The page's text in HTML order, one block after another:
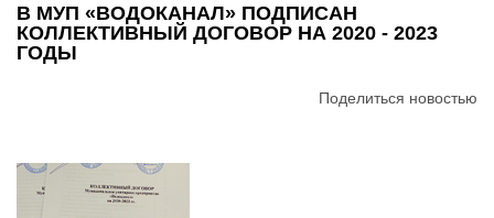
В МУП «ВОДОКАНАЛ» ПОДПИСАН
КОЛЛЕКТИВНЫЙ ДОГОВОР НА 2020 - 2023
ГОДЫ
Поделиться новостью